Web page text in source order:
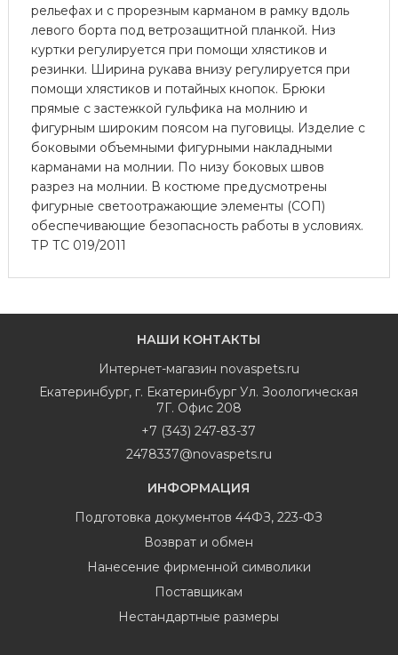
рельефах и с прорезным карманом в рамку вдоль
левого борта под ветрозащитной планкой. Низ
куртки регулируется при помощи хлястиков и
резинки. Ширина рукава внизу регулируется при
помощи хлястиков и потайных кнопок. Брюки
прямые с застежкой гульфика на молнию и
фигурным широким поясом на пуговицы. Изделие с
боковыми объемными фигурными накладными
карманами на молнии. По низу боковых швов
разрез на молнии. В костюме предусмотрены
фигурные светоотражающие элементы (СОП)
обеспечивающие безопасность работы в условиях.
ТР ТС 019/2011
НАШИ КОНТАКТЫ
Интернет-магазин novaspets.ru
Екатеринбург, г. Екатеринбург Ул. Зоологическая
7Г. Офис 208
+7 (343) 247-83-37
2478337@novaspets.ru
ИНФОРМАЦИЯ
Подготовка документов 44ФЗ, 223-ФЗ
Возврат и обмен
Нанесение фирменной символики
Поставщикам
Нестандартные размеры